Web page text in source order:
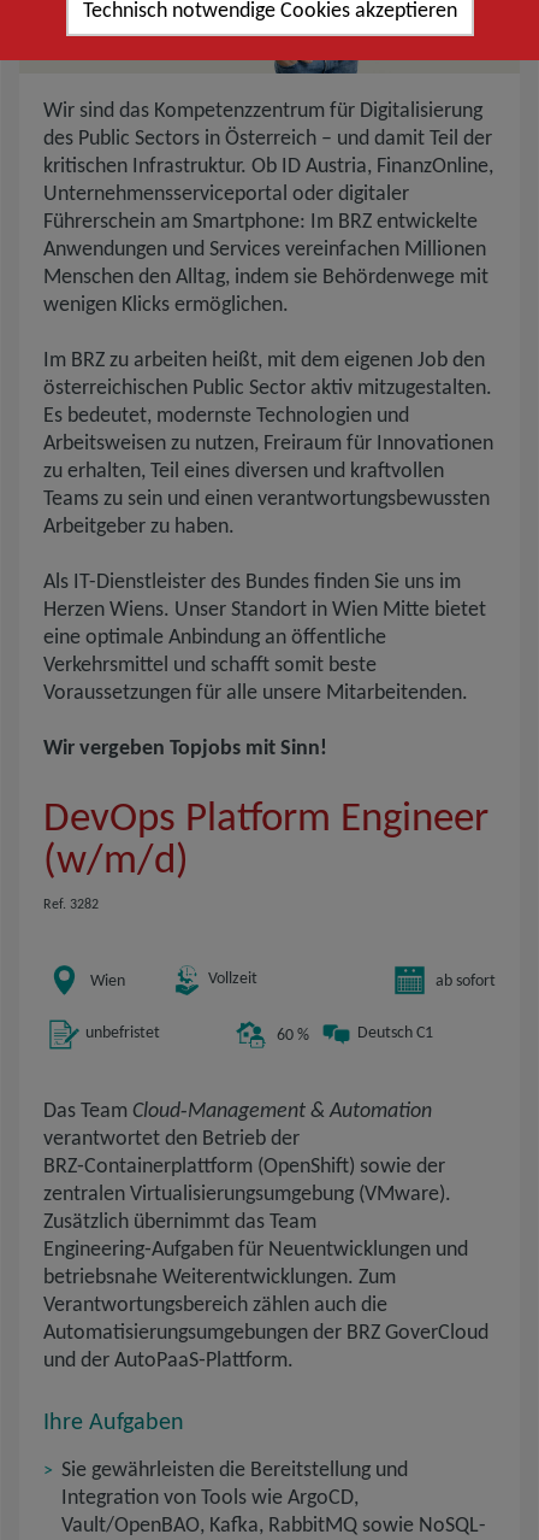
Beschreibung des BRZ
Wir sind das Kompetenzzentrum für Digitalisierung
des Public Sectors in Österreich – und damit Teil der
kritischen Infrastruktur. Ob ID Austria, FinanzOnline,
Unternehmensserviceportal oder digitaler
Führerschein am Smartphone: Im BRZ entwickelte
Anwendungen und Services vereinfachen Millionen
Menschen den Alltag, indem sie Behördenwege mit
wenigen Klicks ermöglichen.
Im BRZ zu arbeiten heißt, mit dem eigenen Job den
österreichischen Public Sector aktiv mitzugestalten.
Es bedeutet, modernste Technologien und
Arbeitsweisen zu nutzen, Freiraum für Innovationen
zu erhalten, Teil eines diversen und kraftvollen
Teams zu sein und einen verantwortungsbewussten
Arbeitgeber zu haben.
Als IT-Dienstleister des Bundes finden Sie uns im
Herzen Wiens. Unser Standort in Wien Mitte bietet
eine optimale Anbindung an öffentliche
Verkehrsmittel und schafft somit beste
Voraussetzungen für alle unsere Mitarbeitenden.
Wir vergeben Topjobs mit Sinn!
DevOps Platform Engineer
(w/m/d)
Ref. 3282
Wien Vollzeit ab sofort
unbefristet 60 % Deutsch C1
Das Team Cloud‑Management & Automation
verantwortet den Betrieb der
BRZ‑Containerplattform (OpenShift) sowie der
zentralen Virtualisierungsumgebung (VMware).
Zusätzlich übernimmt das Team
Engineering‑Aufgaben für Neuentwicklungen und
betriebsnahe Weiterentwicklungen. Zum
Verantwortungsbereich zählen auch die
Automatisierungsumgebungen der BRZ GoverCloud
und der AutoPaaS‑Plattform.
Ihre Aufgaben
Sie gewährleisten die Bereitstellung und
Integration von Tools wie ArgoCD,
Vault/OpenBAO, Kafka, RabbitMQ sowie NoSQL-
Technisch notwendige Cookies akzeptieren